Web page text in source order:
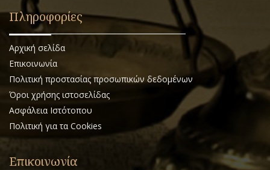
Πληροφορίες
Αρχική σελίδα
Επικοινωνία
Πολιτική προστασίας προσωπικών δεδομένων
Όροι χρήσης ιστοσελίδας
Ασφάλεια Ιστότοπου
Πολιτική για τα Cookies
Επικοινωνία